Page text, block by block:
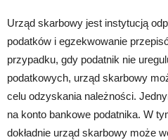
Urząd skarbowy jest instytucją
podatków i egzekwowanie
przypadku, gdy podatnik nie
podatkowych, urząd skarbowy
celu odzyskania należności.
na konto bankowe podatnika. W
dokładnie urząd skarbowy może